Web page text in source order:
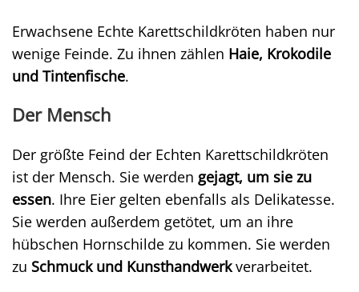
Erwachsene Echte Karettschildkröten haben nur
wenige Feinde. Zu ihnen zählen Haie, Krokodile
und Tintenfische.
Der Mensch
Der größte Feind der Echten Karettschildkröten
ist der Mensch. Sie werden gejagt, um sie zu
essen. Ihre Eier gelten ebenfalls als Delikatesse.
Sie werden außerdem getötet, um an ihre
hübschen Hornschilde zu kommen. Sie werden
zu Schmuck und Kunsthandwerkverarbeitet.